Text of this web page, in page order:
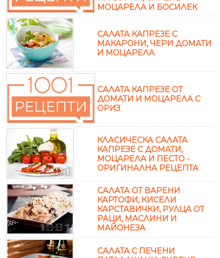
МОЦАРЕЛА И БОСИЛЕК
САЛАТА КАПРЕЗЕ С
МАКАРОНИ, ЧЕРИ ДОМАТИ
И МОЦАРЕЛА
САЛАТА КАПРЕЗЕ ОТ
ДОМАТИ И МОЦАРЕЛА С
ОРИЗ
КЛАСИЧЕСКА САЛАТА
КАПРЕЗЕ С ДОМАТИ,
МОЦАРЕЛА И ПЕСТО -
ОРИГИНАЛНА РЕЦЕПТА
САЛАТА ОТ ВАРЕНИ
КАРТОФИ, КИСЕЛИ
КАРСТАВИЧКИ, РУЛЦА ОТ
РАЦИ, МАСЛИНИ И
МАЙОНЕЗА
САЛАТА С ПЕЧЕНИ